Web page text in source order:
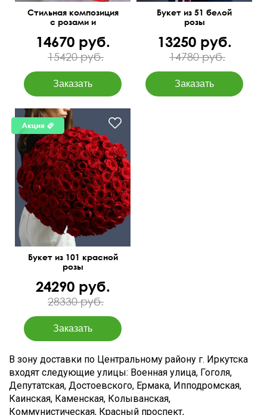
Стильная композиция
с розами и
"Страстный вечер"
14670 руб.
15420 руб.
Букет из 51 белой
розы
13250 руб.
14780 руб.
50 см 70 см
Букет из 101 красной
розы
24290 руб.
28330 руб.
В зону доставки по Центральному району г. Иркутска
входят следующие улицы: Военная улица, Гоголя,
Депутатская, Достоевского, Ермака, Ипподромская,
Каинская, Каменская, Колыванская,
Коммунистическая, Красный проспект,